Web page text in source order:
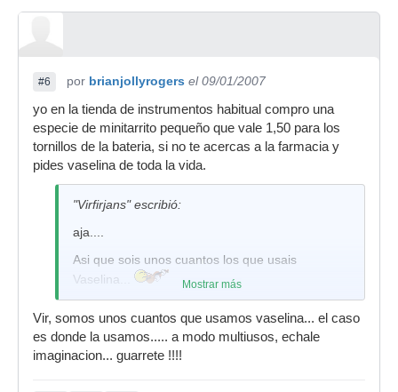
#6 por brianjollyrogers el 09/01/2007
yo en la tienda de instrumentos habitual compro una
especie de minitarrito pequeño que vale 1,50 para los
tornillos de la bateria, si no te acercas a la farmacia y
pides vaselina de toda la vida.
"Virfirjans" escribió:
aja....
Asi que sois unos cuantos los que usais
Vaselina...
Mostrar más
Vir, somos unos cuantos que usamos vaselina... el caso
es donde la usamos..... a modo multiusos, echale
imaginacion... guarrete !!!!